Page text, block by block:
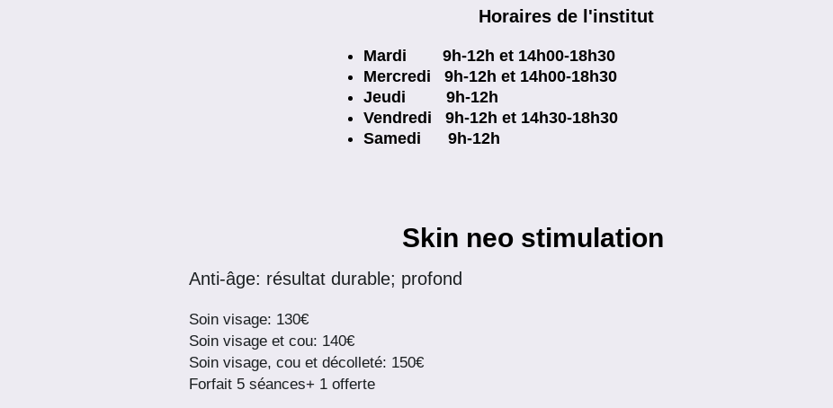
Horaires de l'institut
Mardi 9h-12h et 14h00-18h30
Mercredi 9h-12h et 14h00-18h30
Jeudi 9h-12h
Vendredi 9h-12h et 14h30-18h30
Samedi 9h-12h
Skin neo stimulation
Anti-âge: résultat durable; profond
Soin visage: 130€
Soin visage et cou: 140€
Soin visage, cou et décolleté: 150€
Forfait 5 séances+ 1 offerte